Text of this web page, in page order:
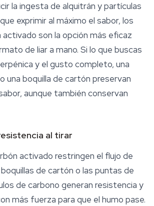
la ingesta de alquitrán y partículas
exprimir al máximo el sabor, los
son la opción más eficaz
de liar a mano. Si lo que buscas
y el gusto completo, una
una boquilla de cartón preservan
aunque también conservan
al tirar
activado restringen el flujo de
de cartón o las puntas de
de carbono generan resistencia y
más fuerza para que el humo pase.